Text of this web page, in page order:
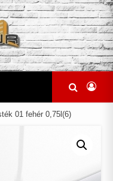
01 fehér 0,75l(6)